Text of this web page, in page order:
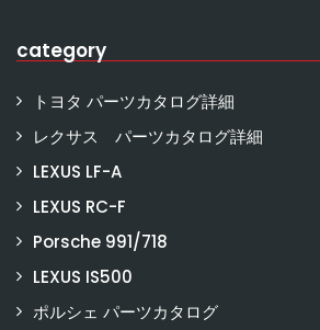
category
トヨタ パーツカタログ詳細
レクサス パーツカタログ詳細
LEXUS LF-A
LEXUS RC-F
Porsche 991/718
LEXUS IS500
ポルシェ パーツカタログ